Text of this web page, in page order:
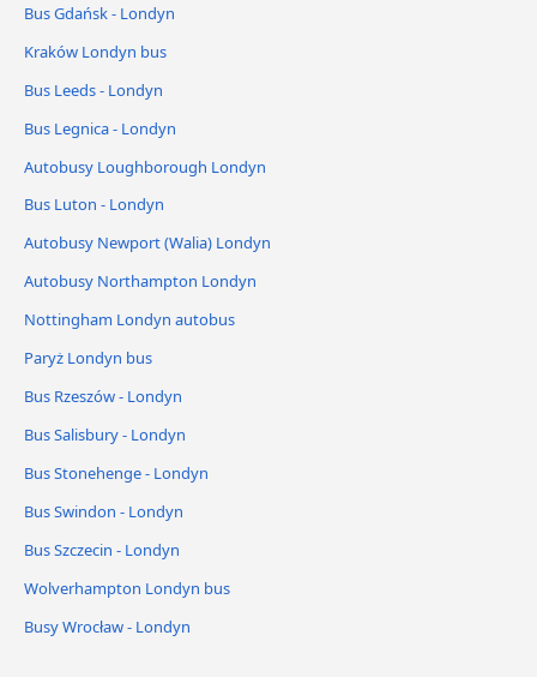
Bus Gdańsk - Londyn
Kraków Londyn bus
Bus Leeds - Londyn
Bus Legnica - Londyn
Autobusy Loughborough Londyn
Bus Luton - Londyn
Autobusy Newport (Walia) Londyn
Autobusy Northampton Londyn
Nottingham Londyn autobus
Paryż Londyn bus
Bus Rzeszów - Londyn
Bus Salisbury - Londyn
Bus Stonehenge - Londyn
Bus Swindon - Londyn
Bus Szczecin - Londyn
Wolverhampton Londyn bus
Busy Wrocław - Londyn